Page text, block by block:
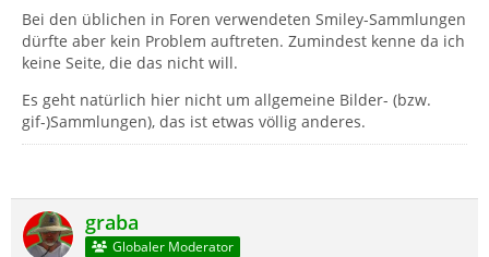
Bei den üblichen in Foren verwendeten Smiley-Sammlungen
dürfte aber kein Problem auftreten. Zumindest kenne da ich
keine Seite, die das nicht will.
Es geht natürlich hier nicht um allgemeine Bilder- (bzw.
gif-)Sammlungen), das ist etwas völlig anderes.
graba
Globaler Moderator